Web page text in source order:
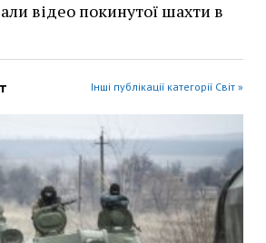
відео покинутої шахти в
Інші публікації категорії Світ »